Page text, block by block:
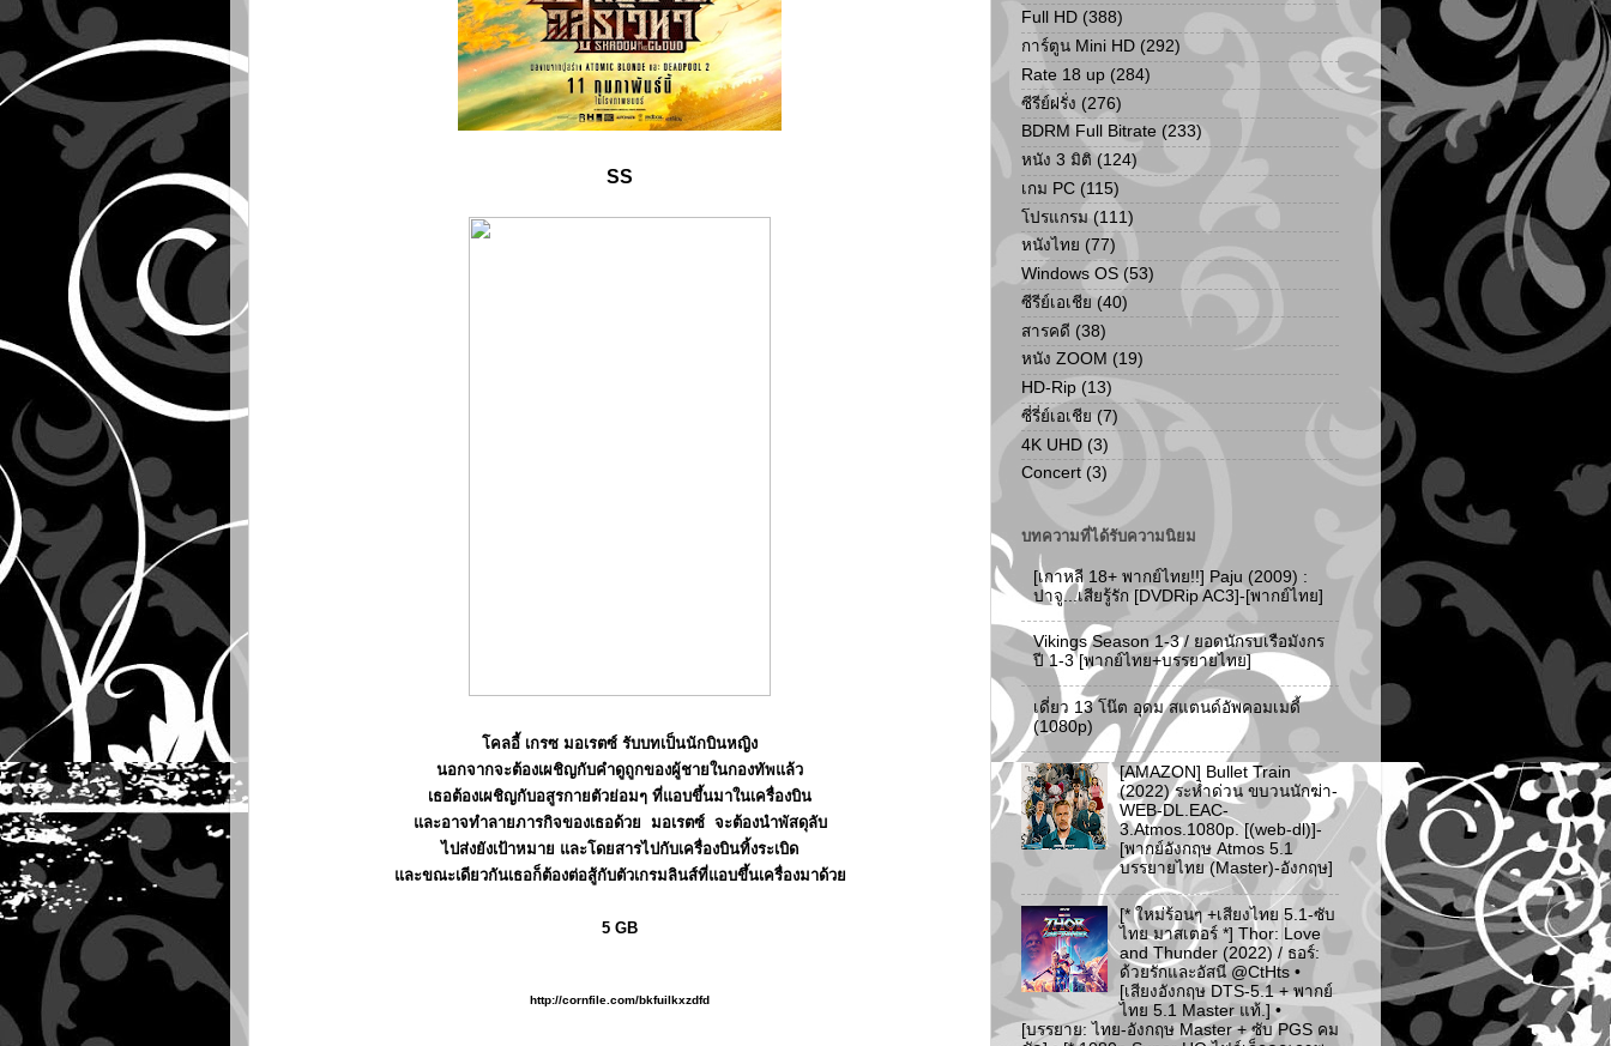
SS
โคลอี้ เกรซ มอเรตซ์ รับบทเป็นนักบินหญิง
นอกจากจะต้องเผชิญกับคำดูถูกของผู้ชายในกองทัพแล้ว
เธอต้องเผชิญกับอสูรกายตัวย่อมๆ ที่แอบขึ้นมาในเครื่องบิน
และอาจทำลายภารกิจของเธอด้วย มอเรตซ์ จะต้องนำพัสดุลับ
ไปส่งยังเป้าหมาย และโดยสารไปกับเครื่องบินทิ้งระเบิด
และขณะเดียวกันเธอก็ต้องต่อสู้กับตัวเกรมลินส์ที่แอบขึ้นเครื่องมาด้วย
5 GB
http://cornfile.com/bkfuilkxzdfd
Full HD (388)
การ์ตูน Mini HD (292)
Rate 18 up (284)
ซีรีย์ฝรั่ง (276)
BDRM Full Bitrate (233)
หนัง 3 มิติ (124)
เกม PC (115)
โปรแกรม (111)
หนังไทย (77)
Windows OS (53)
ซีรีย์เอเชีย (40)
สารคดี (38)
หนัง ZOOM (19)
HD-Rip (13)
ซี่รี่ย์เอเชีย (7)
4K UHD (3)
Concert (3)
บทความที่ได้รับความนิยม
[เกาหลี 18+ พากย์ไทย!!] Paju (2009) :
ปาจู...เสียรู้รัก [DVDRip AC3]-[พากย์ไทย]
Vikings Season 1-3 / ยอดนักรบเรือมังกร
ปี 1-3 [พากย์ไทย+บรรยายไทย]
เดี่ยว 13 โน๊ต อุดม สแตนด์อัพคอมเมดี้
(1080p)
[AMAZON] Bullet Train
(2022) ระห่ำด่วน ขบวนนักฆ่า-
WEB-DL.EAC-
3.Atmos.1080p. [(web-dl)]-
[พากย์อังกฤษ Atmos 5.1
บรรยายไทย (Master)-อังกฤษ]
[* ใหม่ร้อนๆ +เสียงไทย 5.1-ซับ
ไทย มาสเตอร์ *] Thor: Love
and Thunder (2022) / ธอร์:
ด้วยรักและอัสนี @CtHts •
[เสียงอังกฤษ DTS-5.1 + พากย์
ไทย 5.1 Master แท้.] •
[บรรยาย: ไทย-อังกฤษ Master + ซับ PGS คม